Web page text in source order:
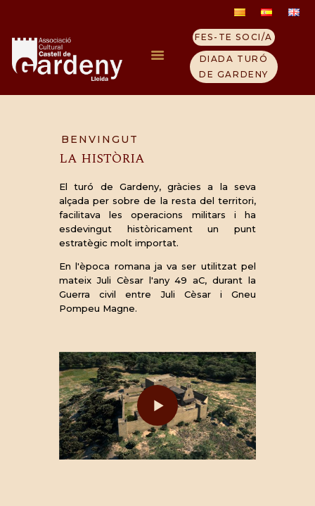
FES-TE SOCI/A
DIADA TURÓ
DE GARDENY
ELS TEMPLERS
TURÓ GARDENY
VISITA EL CASTELL
QUI SOM
CONTACTE
NOTICIES
Video Block
26 enero, 2018
BENVINGUT
LA HISTÒRIA
El turó de Gardeny, gràcies a la seva
alçada per sobre de la resta del territori,
facilitava les operacions militars i ha
esdevingut històricament un punt
estratègic molt importat.
En l'època romana ja va ser utilitzat pel
mateix Juli Cèsar l'any 49 aC, durant la
Guerra civil entre Juli Cèsar i Gneu
Pompeu Magne.